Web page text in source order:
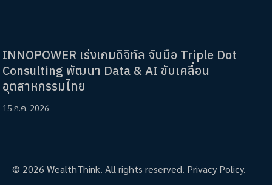
INNOPOWER เร่งเกมดิจิทัล จับมือ Triple Dot
Consulting พัฒนา Data & AI ขับเคลื่อน
อุตสาหกรรมไทย
15 ก.ค. 2026
© 2026 WealthThink. All rights reserved. Privacy Policy.